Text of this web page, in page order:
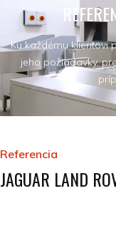
Ku každému klientovi
jeho požiadavky,
Referencia
JAGUAR LAND